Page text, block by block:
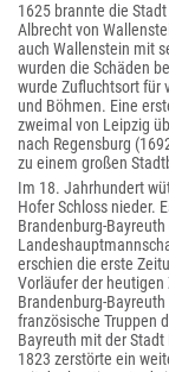
1625 brannte die
Albrecht von
auch Wallenstein mit
wurden die Schäden
wurde Zufluchtsort für
und Böhmen. Eine
zweimal von Leipzig
nach Regensburg
zu einem großen
Im 18. Jahrhundert
Hofer Schloss nieder.
Brandenburg-
erschien die erste
Vorläufer der
Brandenburg-
französische Truppen
Bayreuth mit der
1823 zerstörte ein